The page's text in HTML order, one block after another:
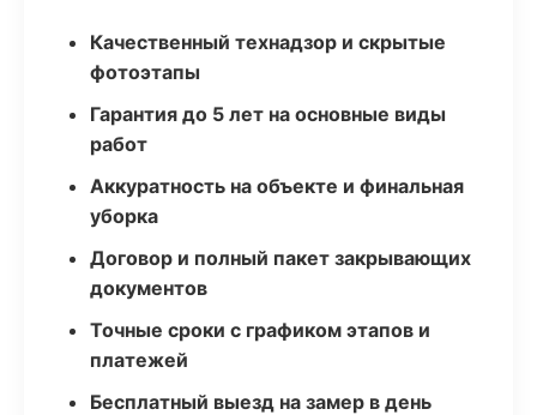
Качественный технадзор и скрытые
фотоэтапы
Гарантия до 5 лет на основные виды
работ
Аккуратность на объекте и финальная
уборка
Договор и полный пакет закрывающих
документов
Точные сроки с графиком этапов и
платежей
Бесплатный выезд на замер в день